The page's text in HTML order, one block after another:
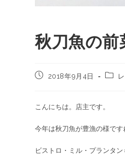
秋刀魚の
2018年9月4日
こんにちは。店主です。
今年は秋刀魚が豊漁の様です
ビストロ・ミル・プランタン